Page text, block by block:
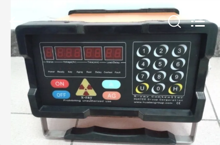
বাড়ি
আমাদের
Rights
Reserved.